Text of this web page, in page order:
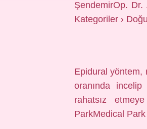
ŞendemirOp.
Kategoriler ›
Epidural yöntem,
oranında
rahatsız
ParkMedical